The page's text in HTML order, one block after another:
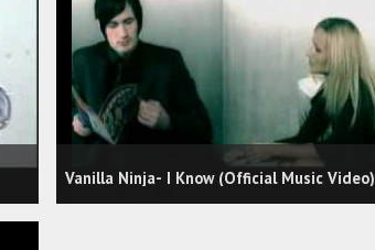
Vanilla Ninja- I Know (Official Music Video)